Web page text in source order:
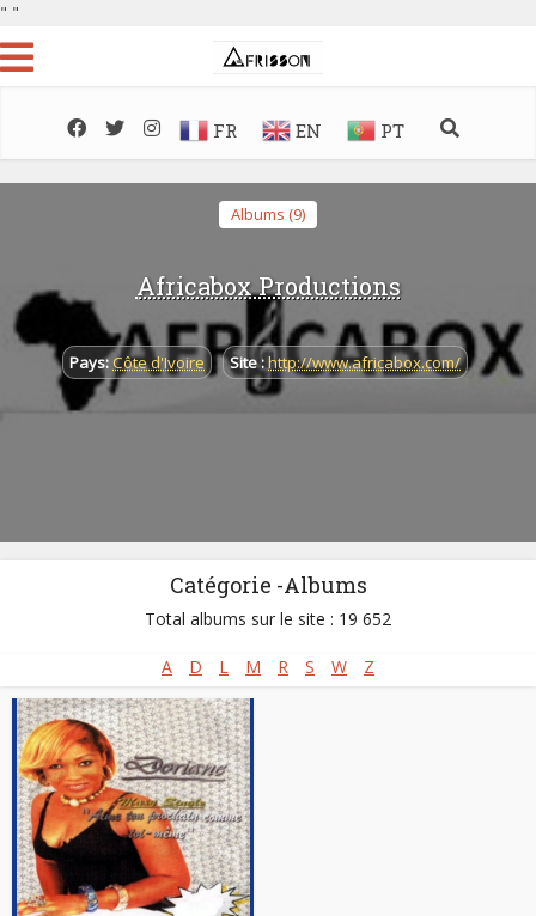
" "
FR EN PT
Albums (9)
Africabox Productions
Pays:Côte d'Ivoire Site :http://www.africabox.com/
Catégorie -Albums
Total albums sur le site : 19 652
A D L M R S W Z